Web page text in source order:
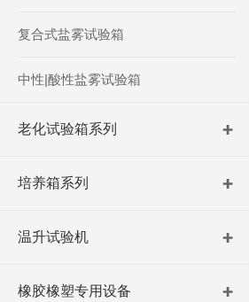
复合式盐雾试验箱
中性|酸性盐雾试验箱
老化试验箱系列
培养箱系列
温升试验机
橡胶橡塑专用设备